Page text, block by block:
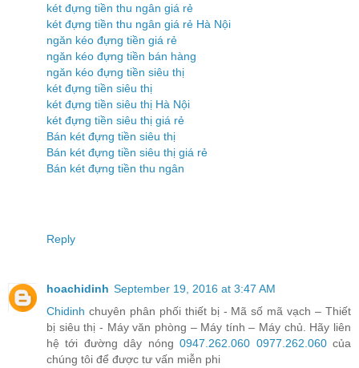
két đựng tiền thu ngân giá rẻ
két đựng tiền thu ngân giá rẻ Hà Nội
ngăn kéo đựng tiền giá rẻ
ngăn kéo đựng tiền bán hàng
ngăn kéo đựng tiền siêu thị
két đựng tiền siêu thị
két đựng tiền siêu thị Hà Nội
két đựng tiền siêu thị giá rẻ
Bán két đựng tiền siêu thị
Bán két đựng tiền siêu thị giá rẻ
Bán két đựng tiền thu ngân
Reply
hoachidinh September 19, 2016 at 3:47 AM
Chidinh chuyên phân phối thiết bị - Mã số mã vạch – Thiết
bị siêu thị - Máy văn phòng – Máy tính – Máy chủ. Hãy liên
hệ tới đường dây nóng0947.262.060 0977.262.060của
chúng tôi để được tư vấn miễn phi